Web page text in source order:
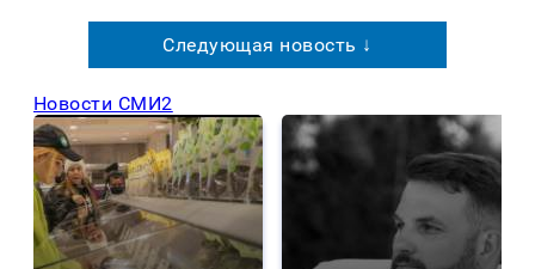
Следующая новость ↓
Новости СМИ2